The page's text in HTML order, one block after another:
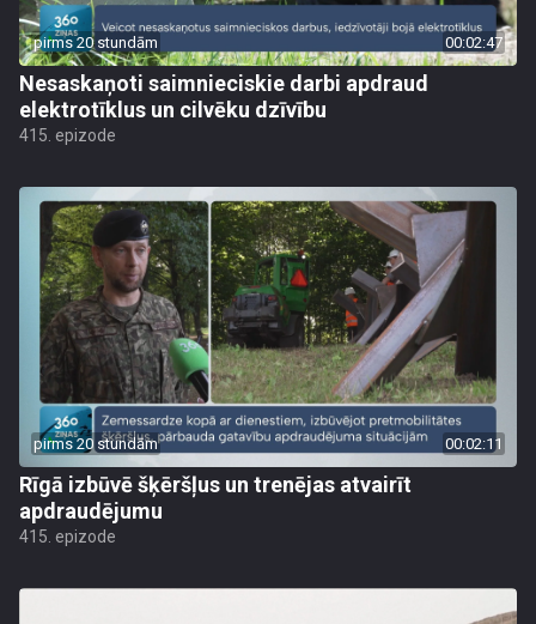
pirms 20 stundām 00:02:47
Nesaskaņoti saimnieciskie darbi apdraud
elektrotīklus un cilvēku dzīvību
415. epizode
pirms 20 stundām 00:02:11
Rīgā izbūvē šķēršļus un trenējas atvairīt
apdraudējumu
415. epizode